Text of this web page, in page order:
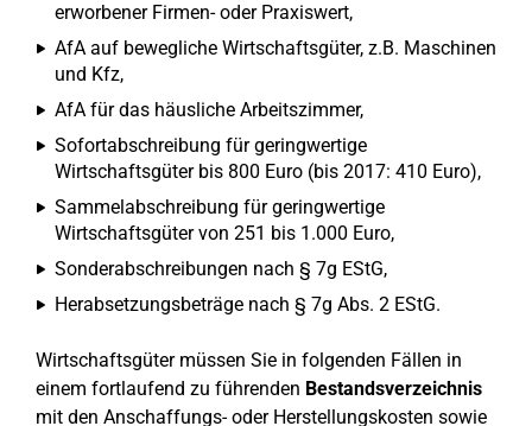
erworbener Firmen- oder Praxiswert,
AfA auf bewegliche Wirtschaftsgüter, z.B. Maschinen
und Kfz,
AfA für das häusliche Arbeitszimmer,
Sofortabschreibung für geringwertige
Wirtschaftsgüter bis 800 Euro (bis 2017: 410 Euro),
Sammelabschreibung für geringwertige
Wirtschaftsgüter von 251 bis 1.000 Euro,
Sonderabschreibungen nach § 7g EStG,
Herabsetzungsbeträge nach § 7g Abs. 2 EStG.
Wirtschaftsgüter müssen Sie in folgenden Fällen in
einem fortlaufend zu führenden Bestandsverzeichnis
mit den Anschaffungs- oder Herstellungskosten sowie